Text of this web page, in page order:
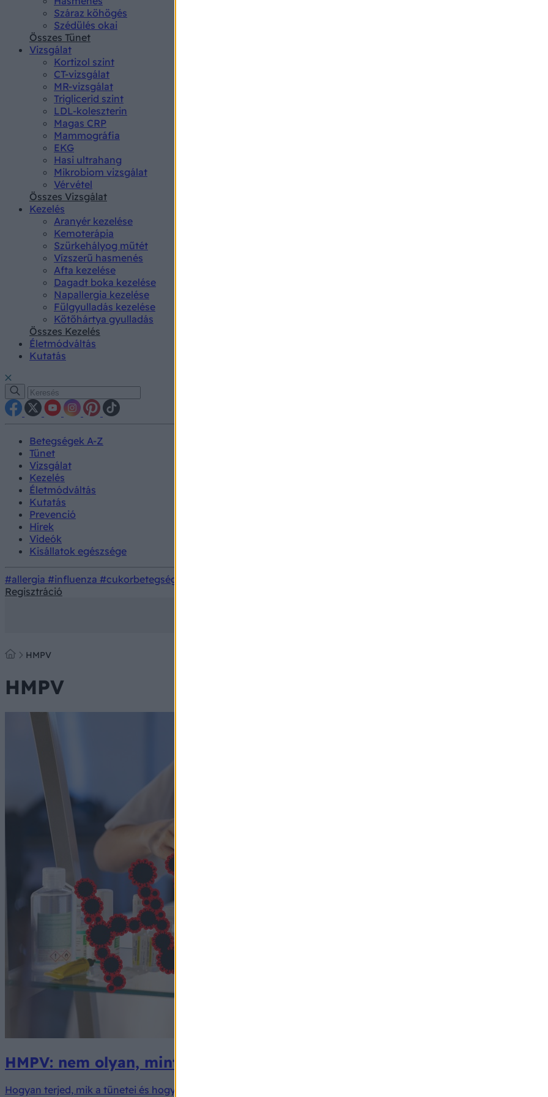
Száraz köhögés
Szédülés okai
Összes Tünet
Vizsgálat
Kortizol szint
CT-vizsgálat
MR-vizsgálat
Triglicerid szint
LDL-koleszterin
Magas CRP
Mammográfia
EKG
Hasi ultrahang
Mikrobiom vizsgálat
Vérvétel
Összes Vizsgálat
Kezelés
Aranyér kezelése
Kemoterápia
Szürkehályog műtét
Vízszerű hasmenés
Afta kezelése
Dagadt boka kezelése
Napallergia kezelése
Fülgyulladás kezelése
Kötőhártya gyulladás
Összes Kezelés
Életmódváltás
Kutatás
Betegségek A-Z
Tünet
Vizsgálat
Kezelés
Életmódváltás
Kutatás
Prevenció
Hírek
Videók
Kisállatok egészsége
#allergia #influenza #cukorbetegség
Regisztráció
HMPV
HMPV
HMPV: nem olyan, mint a covid - így előzhető meg a fertőzés
Hogyan terjed, mik a tünetei és hogyan előzhető meg a HMPV? Mutatjuk.